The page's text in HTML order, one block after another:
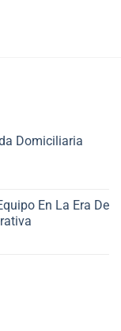
Domiciliaria
En La Era De